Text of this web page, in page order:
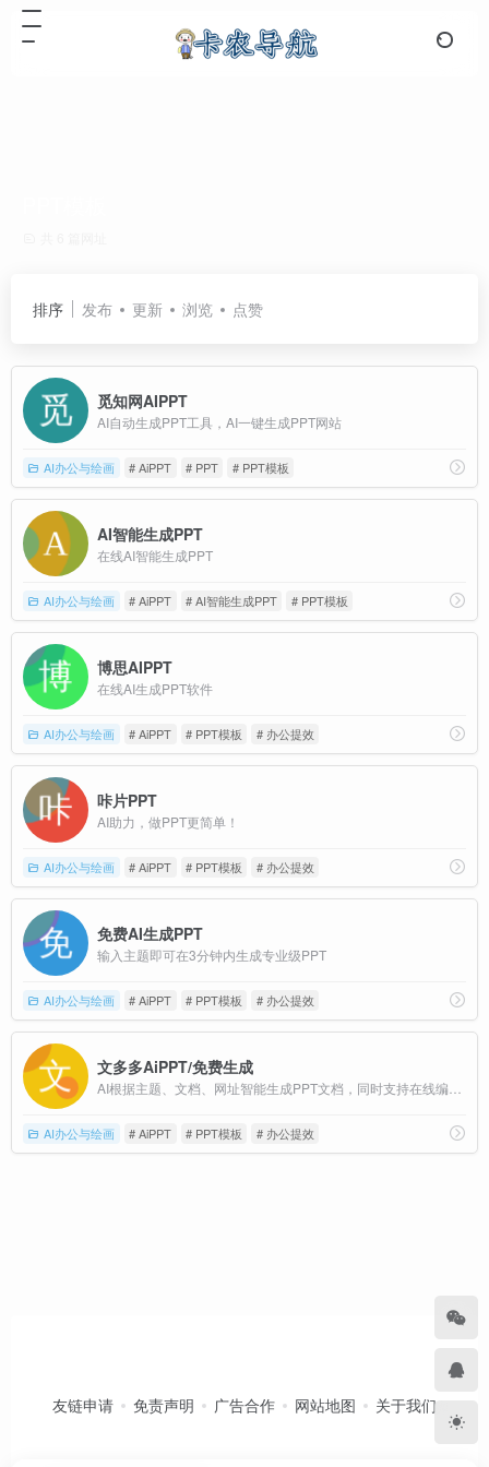
排序 发布 更新 浏览 点赞
觅知网AIPPT
AI自动生成PPT工具，AI一键生成PPT网站
AI办公与绘画 # AiPPT # PPT # PPT模板
AI智能生成PPT
在线AI智能生成PPT
AI办公与绘画 # AiPPT # AI智能生成PPT # PPT模板
博思AIPPT
在线AI生成PPT软件
AI办公与绘画 # AiPPT # PPT模板 # 办公提效
咔片PPT
AI助力，做PPT更简单！
AI办公与绘画 # AiPPT # PPT模板 # 办公提效
免费AI生成PPT
输入主题即可在3分钟内生成专业级PPT
AI办公与绘画 # AiPPT # PPT模板 # 办公提效
文多多AiPPT/免费生成
AI办公与绘画 # AiPPT # PPT模板 # 办公提效
友链申请 免责声明 广告合作 网站地图 关于我们